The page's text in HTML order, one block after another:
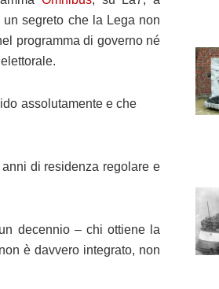
segreto che la Lega non
programma di governo né
assolutamente e che
di residenza regolare e
decennio – chi ottiene la
è davvero integrato, non